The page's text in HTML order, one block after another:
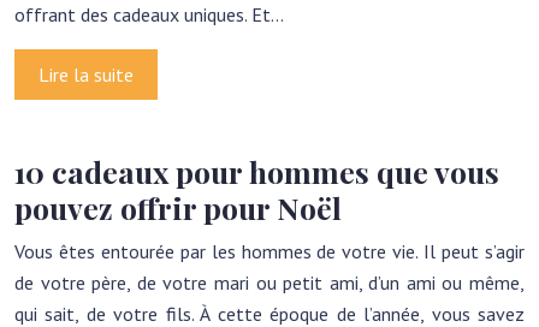
offrant des cadeaux uniques. Et…
Lire la suite
10 cadeaux pour hommes que vous
pouvez offrir pour Noël
Vous êtes entourée par les hommes de votre vie. Il peut s’agir
de votre père, de votre mari ou petit ami, d’un ami ou même,
qui sait, de votre fils. À cette époque de l’année, vous savez